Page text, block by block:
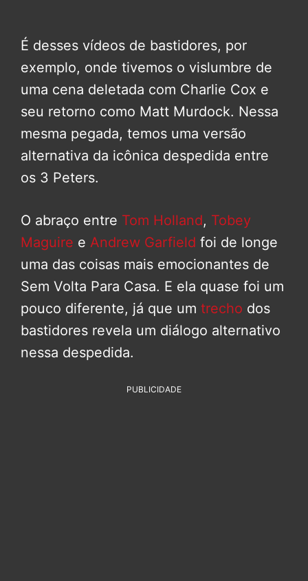
É desses vídeos de bastidores, por
exemplo, onde tivemos o vislumbre de
uma cena deletada com Charlie Cox e
seu retorno como Matt Murdock. Nessa
mesma pegada, temos uma versão
alternativa da icônica despedida entre
os 3 Peters.
O abraço entre Tom Holland, Tobey
Maguire e Andrew Garfield foi de longe
uma das coisas mais emocionantes de
Sem Volta Para Casa. E ela quase foi um
pouco diferente, já que um trecho dos
bastidores revela um diálogo alternativo
nessa despedida.
PUBLICIDADE